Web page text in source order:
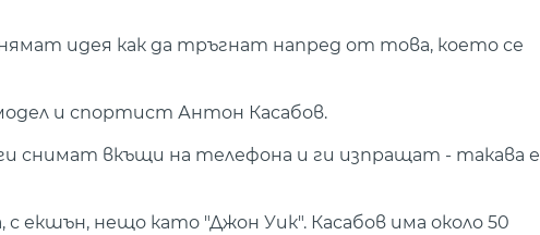
идея как да тръгнат напред от това, което се
и спортист Антон Касабов.
снимат вкъщи на телефона и ги изпращат - такава е
екшън, нещо като "Джон Уик". Касабов има около 50